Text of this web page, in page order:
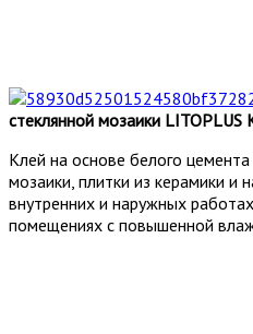
стеклянной мозаики LITOPLUS
Клей на основе белого
мозаики, плитки из керамики и
внутренних и наружных
помещениях с повышенной